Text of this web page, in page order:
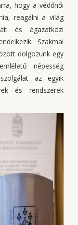
hogy a védőnői
reagálni a világ
és ágazatközi
Szakmai
dolgozunk egy
népesség
az egyik
és rendszerek